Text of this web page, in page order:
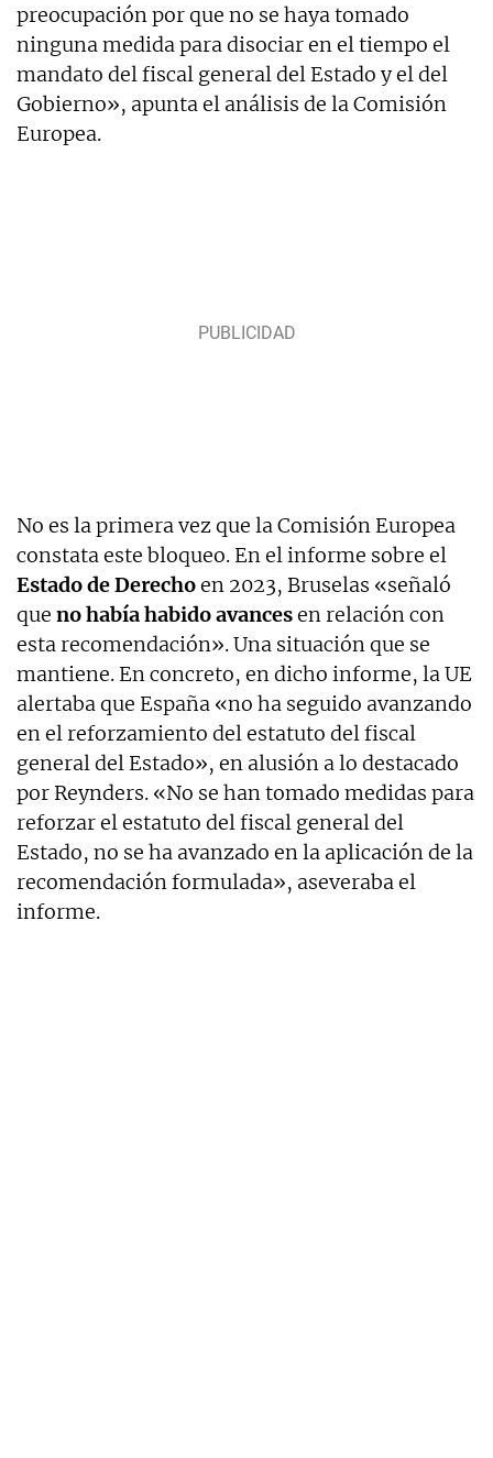
preocupación por que no se haya tomado
ninguna medida para disociar en el tiempo el
mandato del fiscal general del Estado y el del
Gobierno», apunta el análisis de la Comisión
Europea.
No es la primera vez que la Comisión Europea
constata este bloqueo. En el informe sobre el
Estado de Derechoen 2023, Bruselas «señaló
que no había habido avancesen relación con
esta recomendación». Una situación que se
mantiene. En concreto, en dicho informe, la UE
alertaba que España «no ha seguido avanzando
en el reforzamiento del estatuto del fiscal
general del Estado», en alusión a lo destacado
por Reynders. «No se han tomado medidas para
reforzar el estatuto del fiscal general del
Estado, no se ha avanzado en la aplicación de la
recomendación formulada», aseveraba el
informe.